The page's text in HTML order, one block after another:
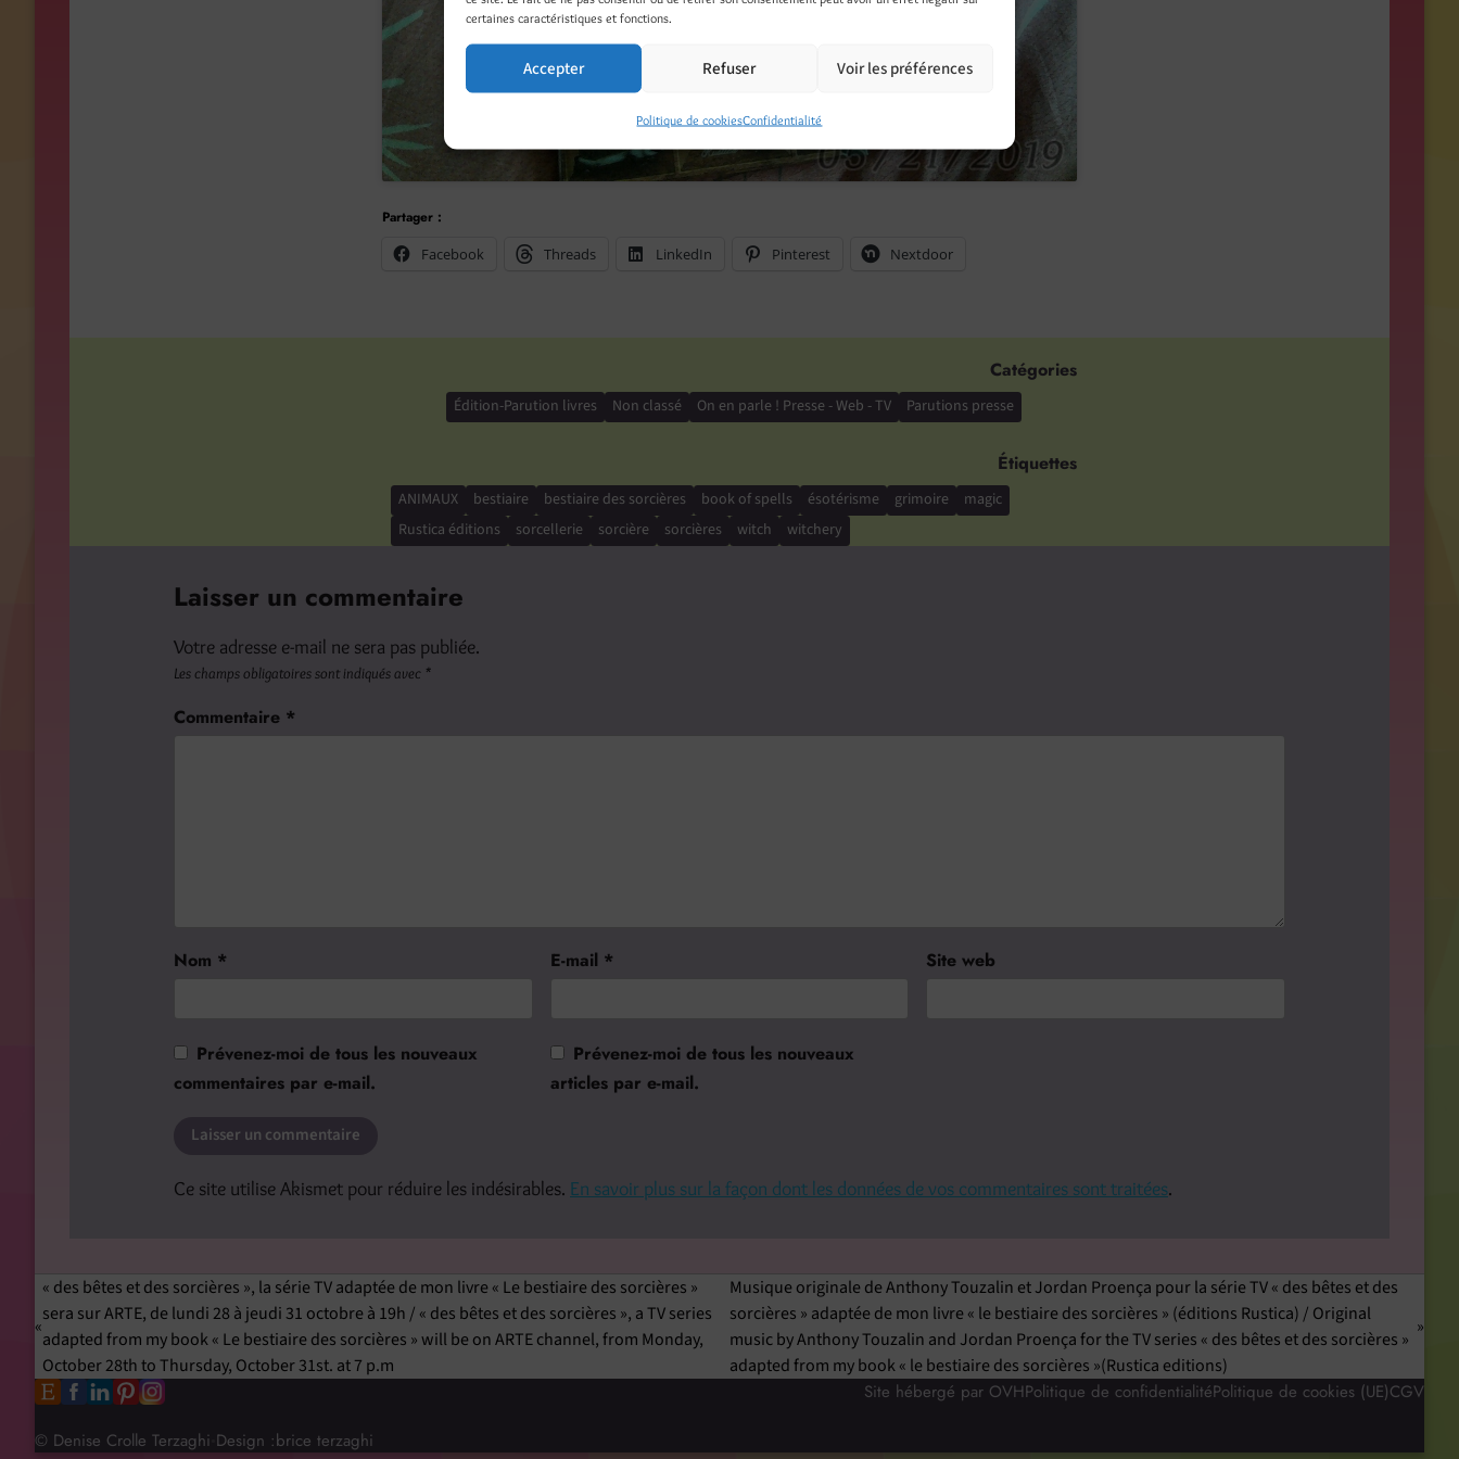
certaines caractéristiques et fonctions.
Accepter Refuser Voir les préférences
Politique de cookiesConfidentialité
Partager :
Facebook
Threads LinkedIn Pinterest Nextdoor
Catégories
Édition-Parution livres Non classé On en parle ! Presse - Web - TV Parutions presse
Étiquettes
ANIMAUX bestiaire bestiaire des sorcières book of spells ésotérisme grimoire
magic
Rustica éditions
sorcellerie sorcière sorcières witch witchery
Laisser un commentaire
Votre adresse e-mail ne sera pas publiée.
Les champs obligatoires sont indiqués avec *
Commentaire *
Nom * E-mail * Site web
Prévenez-moi de tous les nouveaux
commentaires par e-mail.
Prévenez-moi de tous les nouveaux
articles par e-mail.
Ce site utilise Akismet pour réduire les indésirables. En savoir plus sur la façon dont les données de vos commentaires sont traitées.
« des bêtes et des sorcières », la série TV adaptée de mon livre « Le bestiaire des sorcières »
sera sur ARTE, de lundi 28 à jeudi 31 octobre à 19h / « des bêtes et des sorcières », a TV series
adapted from my book « Le bestiaire des sorcières » will be on ARTE channel, from Monday,
October 28th to Thursday, October 31st. at 7 p.m
Musique originale de Anthony Touzalin et Jordan Proença pour la série TV « des bêtes et des
sorcières » adaptée de mon livre « le bestiaire des sorcières » (éditions Rustica) / Original
music by Anthony Touzalin and Jordan Proença for the TV series « des bêtes et des sorcières »
adapted from my book « le bestiaire des sorcières »(Rustica editions)
Site hébergé par OVHPolitique de confidentialitéPolitique de cookies (UE)CGV
© Denise Crolle Terzaghi Design :brice terzaghi